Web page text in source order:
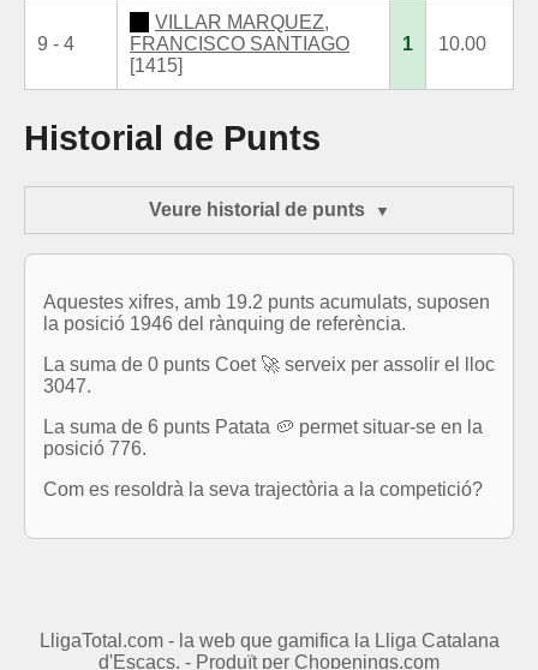
9 - 4
VILLAR MARQUEZ,
FRANCISCO SANTIAGO
[1415]
1 10.00
Historial de Punts
Veure historial de punts
Aquestes xifres, amb 19.2 punts acumulats, suposen
la posició 1946 del rànquing de referència.
La suma de 0 punts Coet 🚀 serveix per assolir el lloc
3047.
La suma de 6 punts Patata 🥔 permet situar-se en la
posició 776.
Com es resoldrà la seva trajectòria a la competició?
LligaTotal.com - la web que gamifica la Lliga Catalana
d'Escacs. - Produït per Chopenings.com